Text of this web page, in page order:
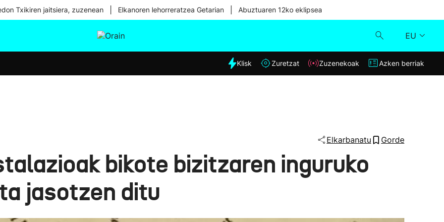
Txikiren jaitsiera, zuzenean Elkanoren lehorreratzea Getarian Abuztuaren 12ko eklipsea
EU
Eguraldia
Klisk
Klisk Zuretzat Zuzenekoak Azken berriak
Elkarbanatu
Gorde
bikote bizitzaren inguruko
jasotzen ditu